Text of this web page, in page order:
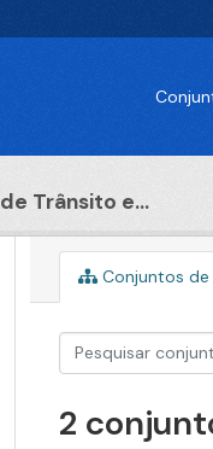
Trânsito e...
Conjuntos de
2